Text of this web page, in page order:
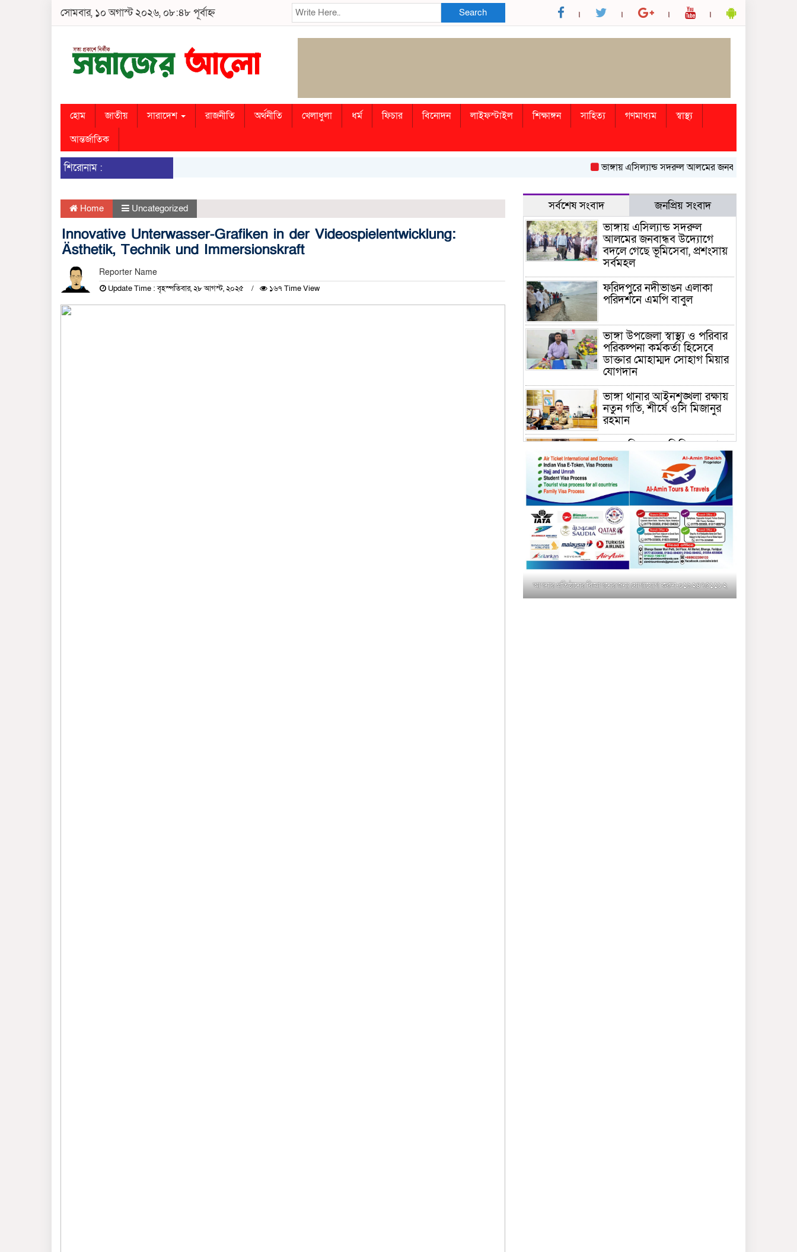
সোমবার, ১০ অগাস্ট ২০২৬, ০৮:৪৮ পূর্বাহ্ন Search
হোম জাতীয় সারাদেশ রাজনীতি অর্থনীতি খেলাধুলা ধর্ম ফিচার বিনোদন লাইফস্টাইল শিক্ষাঙ্গন সাহিত্য গণমাধ্যম
স্বাস্থ্য
আন্তর্জাতিক
শিরোনাম : ভাঙ্গায় এসিল্যান্ড সদরুল আলমের জনবান্ধব উদ্যোগে বদলে
Home Uncategorized
Innovative Unterwasser-Grafiken in der Videospielentwicklung:
Ästhetik, Technik und Immersionskraft
Reporter Name
Update Time : বৃহস্পতিবার, ২৮ আগস্ট, ২০২৫ ১৬৭ Time View
সর্বশেষ সংবাদ জনপ্রিয় সংবাদ
ভাঙ্গায় এসিল্যান্ড সদরুল
আলমের জনবান্ধব উদ্যোগে
বদলে গেছে ভূমিসেবা, প্রশংসায়
সর্বমহল
ফরিদপুরে নদীভাঙন এলাকা
পরিদর্শনে এমপি বাবুল
ভাঙ্গা উপজেলা স্বাস্থ্য ও পরিবার
পরিকল্পনা কর্মকর্তা হিসেবে
ডাক্তার মোহাম্মদ সোহাগ মিয়ার
যোগদান
ভাঙ্গা থানার আইনশৃঙ্খলা রক্ষায়
নতুন গতি, শীর্ষে ওসি মিজানুর
রহমান
ময়মনসিংহের অতিরিক্ত জেলা
প্রশাসক (রাজস্ব) আজিম উদ্দিন
ভূমি মন্ত্রণালয়ে পদায়ন
সাবেক এমপির প্রেস সেক্রেটারি
রফিকের ক্ষমতার দাপট ও গণ-
অসন্তোষের তথ্য গায়েব করে
ত্রিশাল থানার সাজানো রিপোর্ট
মুক্তাগাছায় জুলাই শহীদ
সামিদের কবর জিয়ারত ও পৌর
কমিটির কার্যক্রম শুরু
শহিদুল ইসলাম বাবুলের হাত
আপনার প্রতিষ্ঠানের বিজ্ঞাপনের জন্য যোগাযোগ করুন-০১৯২৪৭৫১১৮২